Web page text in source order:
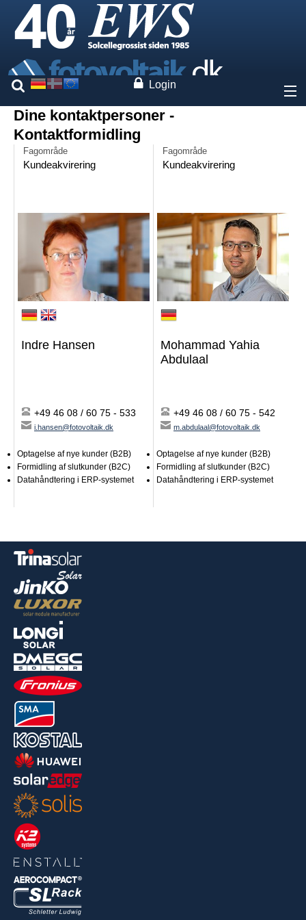
Login
Om os
Priser
Ydelser
Ekspertise
Kontakt
Key Account Management
Forsendelse
Kontaktformidling
After Sales / Reklamationer
Softwareudvikling
For fagpartnere
For slutkunder
For multiplikatorer
Pressemeddelelser
Find vej
Jobs og studenterprojekter
Nyheder
Jobs/Studier
Dine kontaktpersoner -
Kontaktformidling
Fagområde
Kundeakvirering
Indre Hansen
+49 46 08 / 60 75 - 533
i.hansen@fotovoltaik.dk
Optagelse af nye kunder (B2B)
Formidling af slutkunder (B2C)
Datahåndtering i ERP-systemet
Fagområde
Kundeakvirering
Mohammad Yahia
Abdulaal
+49 46 08 / 60 75 - 542
m.abdulaal@fotovoltaik.dk
Optagelse af nye kunder (B2B)
Formidling af slutkunder (B2C)
Datahåndtering i ERP-systemet